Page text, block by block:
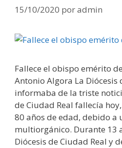
15/10/2020 poradmin
Fallece el obispo emérito
Antonio Algora La Diócesis
informaba de la triste
de Ciudad Real fallecía
80 años de edad, debido a
multiorgánico. Durante 13
Diócesis de Ciudad Real y